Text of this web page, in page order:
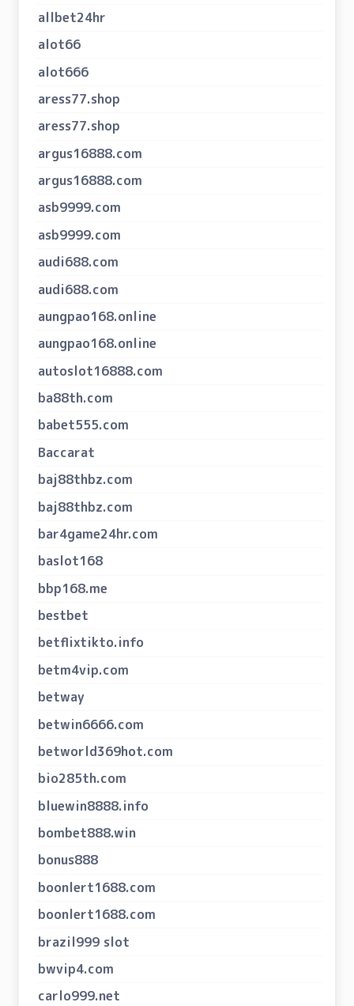
allbet24hr
alot66
alot666
aress77.shop
aress77.shop
argus16888.com
argus16888.com
asb9999.com
asb9999.com
audi688.com
audi688.com
aungpao168.online
aungpao168.online
autoslot16888.com
ba88th.com
babet555.com
Baccarat
baj88thbz.com
baj88thbz.com
bar4game24hr.com
baslot168
bbp168.me
bestbet
betflixtikto.info
betm4vip.com
betway
betwin6666.com
betworld369hot.com
bio285th.com
bluewin8888.info
bombet888.win
bonus888
boonlert1688.com
boonlert1688.com
brazil999 slot
bwvip4.com
carlo999.net